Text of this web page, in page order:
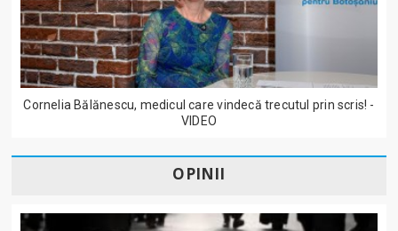
Cornelia Bălănescu, medicul care vindecă trecutul prin scris! -
VIDEO
OPINII